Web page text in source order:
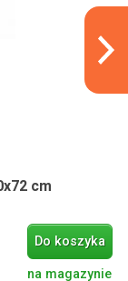
cm
Do koszyka
na magazynie